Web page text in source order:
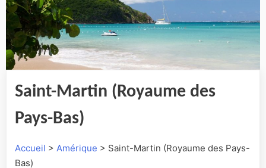
Saint-Martin (Royaume des
Pays-Bas)
Accueil > Amérique > Saint-Martin (Royaume des Pays-
Bas)